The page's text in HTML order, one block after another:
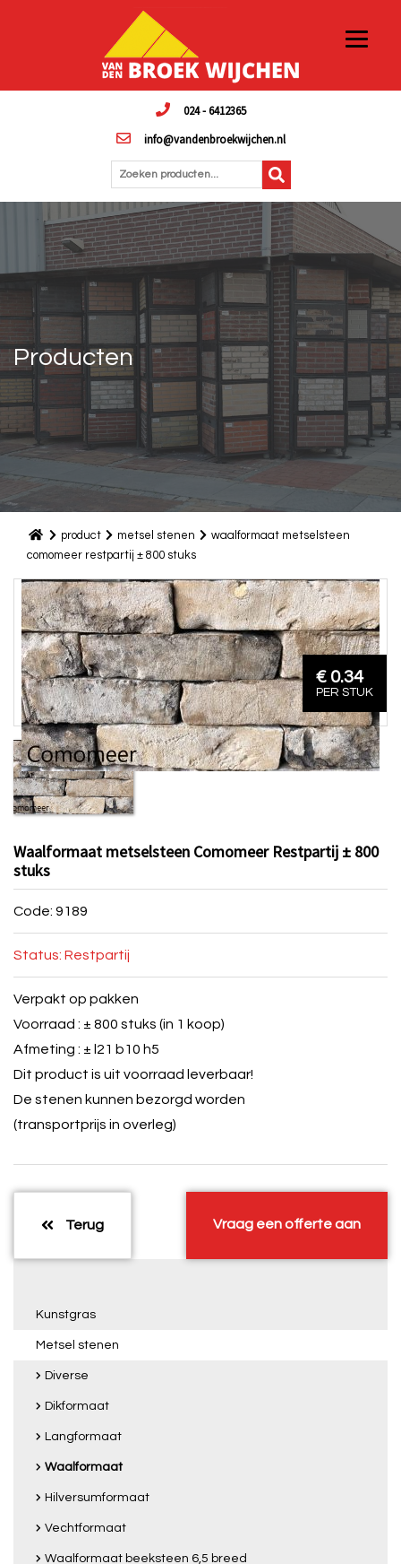
024 - 6412365
info@vandenbroekwijchen.nl
Zoeken producten...
Producten
Kunstgras
Metsel stenen
Diverse
Dikformaat
Langformaat
Waalformaat
Hilversumformaat
Vechtformaat
Waalformaat beeksteen 6,5 breed
product metsel stenen
waalformaat metselsteen
comomeer restpartij ± 800 stuks
€ 0.34
PER STUK
Waalformaat metselsteen Comomeer Restpartij ± 800
stuks
Code: 9189
Status: Restpartij
Verpakt op pakken
Voorraad : ± 800 stuks (in 1 koop)
Afmeting : ± l21 b10 h5
Dit product is uit voorraad leverbaar!
De stenen kunnen bezorgd worden
(transportprijs in overleg)
Terug Vraag een offerte aan